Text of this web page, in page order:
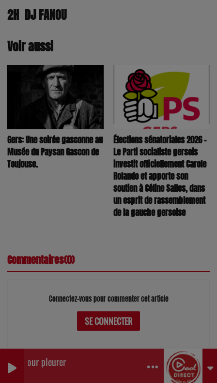
pour pleurer
0
2H DJ FANOU
Voir aussi
Gers: Une soirée gasconne au
Musée du Paysan Gascon de
Toujouse.
Élections sénatoriales 2026 –
Le Parti socialiste gersois
investit officiellement Carole
Rolando et apporte son
soutien à Céline Salles, dans
un esprit de rassemblement
de la gauche gersoise
Commentaires(0)
Connectez-vous pour commenter cet article
SE CONNECTER